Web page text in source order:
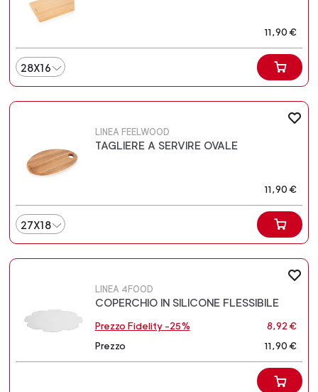
11,90 €
28X16
LINEA FEELWOOD
TAGLIERE A SERVIRE OVALE
11,90 €
27X18
LINEA 4FOOD
COPERCHIO IN SILICONE FLESSIBILE
Prezzo Fidelity -25%
8,92 €
Prezzo
11,90 €